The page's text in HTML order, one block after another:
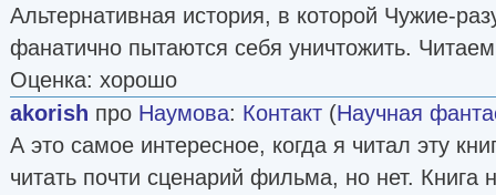
Альтернативная история, в которой Чужие-
фанатично пытаются себя уничтожить.
Оценка: хорошо
akorish про Наумова: Контакт (Научная
А это самое интересное, когда я читал эту
читать почти сценарий фильма, но нет. Книга